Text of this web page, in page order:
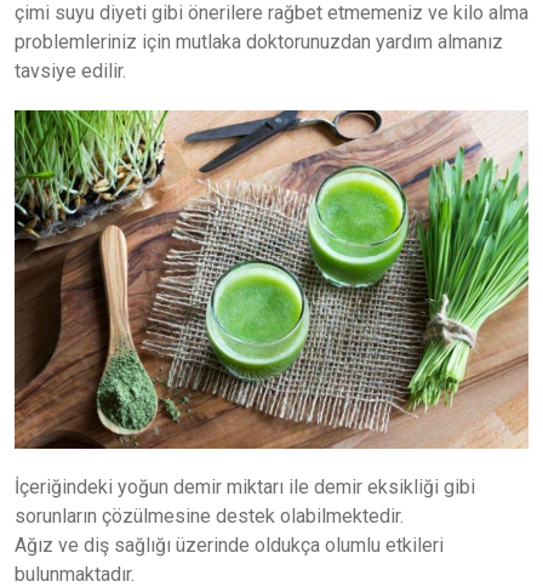
çimi suyu diyeti gibi önerilere rağbet etmemeniz ve kilo alma
problemleriniz için mutlaka doktorunuzdan yardım almanız
tavsiye edilir.
İçeriğindeki yoğun demir miktarı ile demir eksikliği gibi
sorunların çözülmesine destek olabilmektedir.
Ağız ve diş sağlığı üzerinde oldukça olumlu etkileri
bulunmaktadır.